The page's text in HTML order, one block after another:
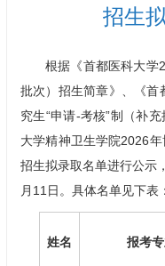
招生
根据《首都医科大学
批次）招生简章》、《首
究生“申请-考核”制（补
大学精神卫生学院2026年
招生拟录取名单进行公示
月11日。具体名单见下表：
姓名 报考